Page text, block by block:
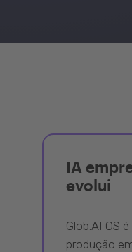
IA
evolui
Glob.AI OS
produção